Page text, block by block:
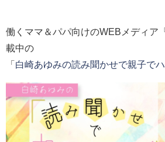
働くママ＆パパ向けのWEBメディア
載中の
「 白崎あゆみの読み聞かせで親子で